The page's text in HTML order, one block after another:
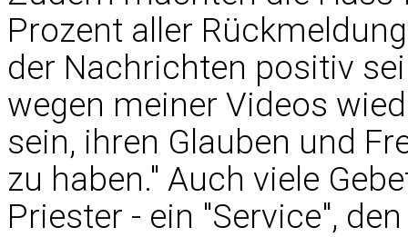
Prozent aller
der Nachrichten positiv
wegen meiner Videos
sein, ihren Glauben und
zu haben." Auch viele
Priester - ein "Service",